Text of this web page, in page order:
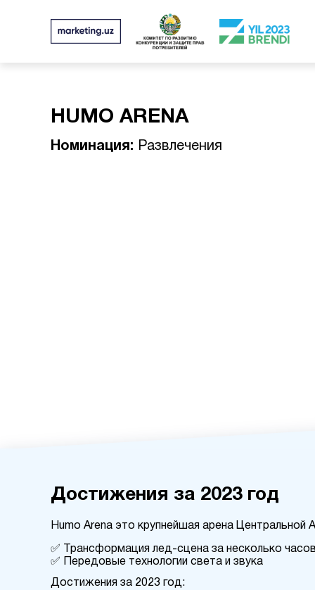
HUMO ARENA
Номинация: Развлечения
Достижения за 2023 год
Humo Arena это крупнейшая арена
✅ Трансформация лед-сцена за несколько часов
✅ Передовые технологии света и звука
Достижения за 2023 год: